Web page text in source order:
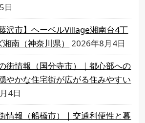
日
沢市】ヘーベルVillage湘南台4丁
南（神奈川県）
2026年8月4日
街情報（国分寺市）｜都心部への
やかな住宅街が広がる住みやすい
4日
情報（船橋市）｜交通利便性と暮